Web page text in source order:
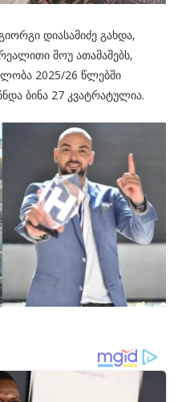
დიასამიძე გახდა,
შოუ ათამაშებს,
2025/26 წლებში
ბინა 27 კვატრატულია.